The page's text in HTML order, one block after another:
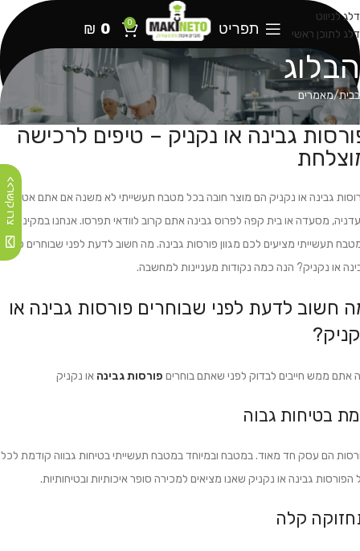
דלג לניווט
דלג לתוכן ראשי
תפריט 0
₪ 0
הבלוג
בבית מאמרים
גבינה או נקניק – טיפים לרכישה
גבינה או נקניק הם מוצר חובה בכל מטבח תעשייתי לא משנה אם אתם אטליז
מסעדה או בית קפה לפרוס גבינה אתם קרוב לוודאי תפרסו. אנחנו במקינטו
תעשייתי מציעים לכם מגוון פורסות גבינה. מה חשוב לדעת לפני שבוחרים
או נקניק? הנה כמה נקודות מעניינות למחשבה.
חשוב לדעת לפני שבוחרים פורסות גבינה או
אתם ממש חייבים לבדוק לפני שאתם בוחרים פורסות גבינה או נקניק
בטיחות גבוה
הם עסק חד מאוד. במטבח ובמיוחד במטבח תעשייתי בטיחות גבווה קודמת
הפורסות גבינה או נקניק שאנו מציאים למכירה סופר איכותיות ובטיחותיות.
קלה
צרו קשר>>